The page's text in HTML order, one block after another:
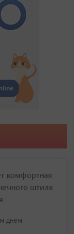
комфортная
штиля
днем